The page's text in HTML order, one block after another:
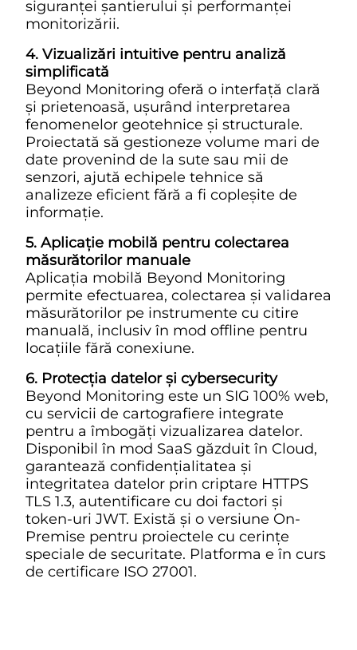
siguranței șantierului și performanței
monitorizării.
4. Vizualizări intuitive pentru analiză
simplificată
Beyond Monitoring oferă o interfață clară
și prietenoasă, ușurând interpretarea
fenomenelor geotehnice și structurale.
Proiectată să gestioneze volume mari de
date provenind de la sute sau mii de
senzori, ajută echipele tehnice să
analizeze eficient fără a fi copleșite de
informație.
5. Aplicație mobilă pentru colectarea
măsurătorilor manuale
Aplicația mobilă Beyond Monitoring
permite efectuarea, colectarea și validarea
măsurătorilor pe instrumente cu citire
manuală, inclusiv în mod offline pentru
locațiile fără conexiune.
6. Protecția datelor și cybersecurity
Beyond Monitoring este un SIG 100% web,
cu servicii de cartografiere integrate
pentru a îmbogăți vizualizarea datelor.
Disponibil în mod SaaS găzduit în Cloud,
garantează confidențialitatea și
integritatea datelor prin criptare HTTPS
TLS 1.3, autentificare cu doi factori și
token-uri JWT. Există și o versiune On-
Premise pentru proiectele cu cerințe
speciale de securitate. Platforma e în curs
de certificare ISO 27001.